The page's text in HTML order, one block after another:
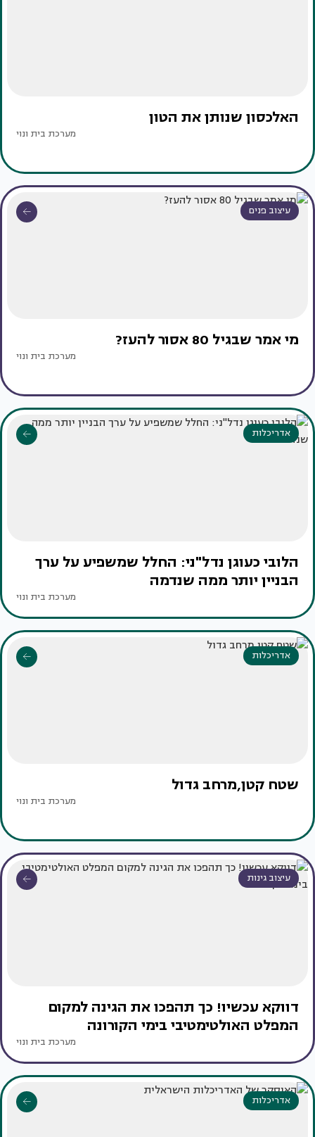
האלכסון שנותן את הטון
מערכת בית ונוי
עיצוב פנים
מי אמר שבגיל 80 אסור להעז?
מערכת בית ונוי
אדריכלות
הלובי כעוגן נדל"ני: החלל שמשפיע על ערך
הבניין יותר ממה שנדמה
מערכת בית ונוי
אדריכלות
שטח קטן,מרחב גדול
מערכת בית ונוי
עיצוב גינות
דווקא עכשיו! כך תהפכו את הגינה למקום
המפלט האולטימטיבי בימי הקורונה
מערכת בית ונוי
אדריכלות